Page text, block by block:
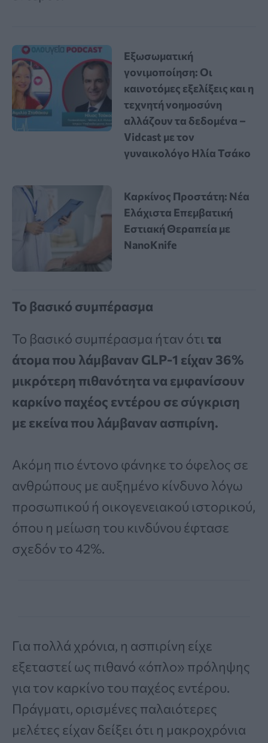
Εξωσωματική
γονιμοποίηση: Οι
καινοτόμες εξελίξεις και η
τεχνητή νοημοσύνη
αλλάζουν τα δεδομένα –
Vidcast με τον
γυναικολόγο Ηλία Τσάκο
Καρκίνος Προστάτη: Νέα
Ελάχιστα Επεμβατική
Εστιακή Θεραπεία με
NanoKnife
Το βασικό συμπέρασμα
Το βασικό συμπέρασμα ήταν ότι τα
άτομα που λάμβαναν GLP-1 είχαν 36%
μικρότερη πιθανότητα να εμφανίσουν
καρκίνο παχέος εντέρου σε σύγκριση
με εκείνα που λάμβαναν ασπιρίνη.
Ακόμη πιο έντονο φάνηκε το όφελος σε
ανθρώπους με αυξημένο κίνδυνο λόγω
προσωπικού ή οικογενειακού ιστορικού,
όπου η μείωση του κινδύνου έφτασε
σχεδόν το 42%.
Για πολλά χρόνια, η ασπιρίνη είχε
εξεταστεί ως πιθανό «όπλο» πρόληψης
για τον καρκίνο του παχέος εντέρου.
Πράγματι, ορισμένες παλαιότερες
μελέτες είχαν δείξει ότι η μακροχρόνια